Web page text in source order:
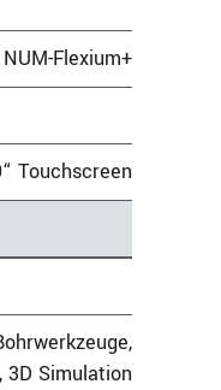
NUM-Flexium+
Touchscreen
3D Simulation